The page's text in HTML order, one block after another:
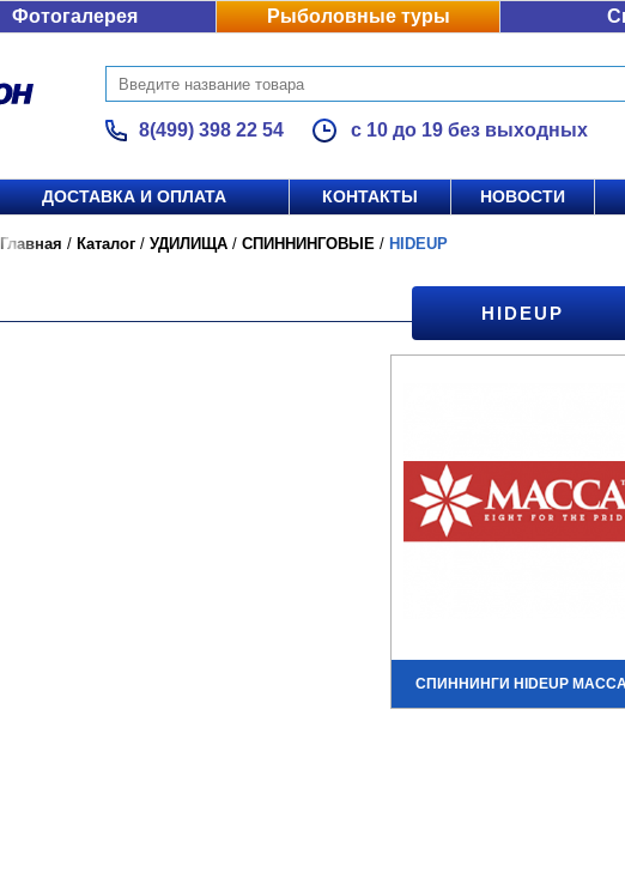
Фотогалерея Рыболовные туры
8(499) 398 22 54 с 10 до 19 без выходных
ДОСТАВКА И ОПЛАТА КОНТАКТЫ НОВОСТИ
Главная / Каталог / УДИЛИЩА / СПИННИНГОВЫЕ / HIDEUP
HIDEUP
СПИННИНГИ HIDEUP